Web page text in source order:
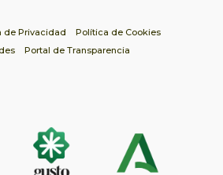
de Privacidad
Política de Cookies
Portal de Transparencia